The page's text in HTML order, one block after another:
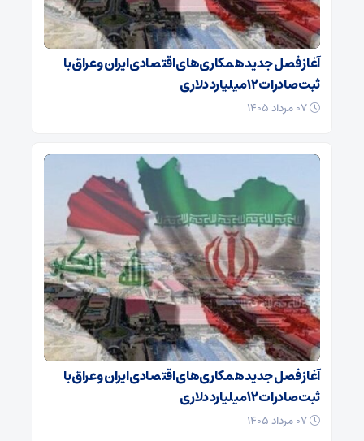
آغاز فصل جدید همکاری‌های اقتصادی ایران و عراق با
ثبت صادرات ۱۲ میلیارد دلاری
آغاز فصل جدید همکاری‌های اقتصادی ایران و عراق با
ثبت صادرات ۱۲ میلیارد دلاری